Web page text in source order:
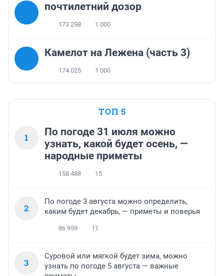
почтилетний дозор
173 298 1 000
Камелот на Лежена (часть 3)
174 025 1 000
ТОП 5
1
По погоде 31 июля можно
узнать, какой будет осень, —
народные приметы
158 488 15
2
По погоде 3 августа можно определить,
каким будет декабрь, — приметы и поверья
86 959 11
3
Суровой или мягкой будет зима, можно
узнать по погоде 5 августа — важные